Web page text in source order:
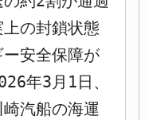
の封鎖状態
安全保障が
年3月1日、
汽船の海運